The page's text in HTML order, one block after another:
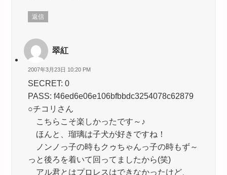
返信
翠紅
2007年3月23日 10:20 PM
SECRET: 0
PASS: f46ed6e06e106bfbbdc3254078c62879
○チコリさん
こちらこそ楽しかったです～♪
ほんと、瑠璃は子犬が好きですね！
ノンノっ子の時もクゥちゃんっ子の時もず～
っと後ろを着いて回ってましたから(笑)
アル君とはプロレスはできなかったけど、